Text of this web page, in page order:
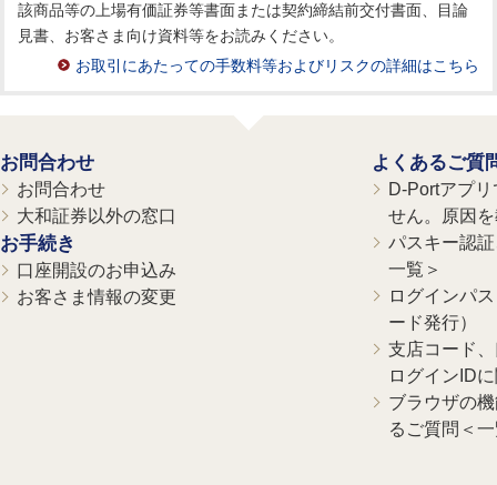
該商品等の上場有価証券等書面または契約締結前交付書面、目論
見書、お客さま向け資料等をお読みください。
お取引にあたっての手数料等およびリスクの詳細はこちら
お問合わせ
お問合わせ
大和証券以外の窓口
お手続き
口座開設のお申込み
お客さま情報の変更
よくあるご質
D-Portアプ
せん。原因
パスキー認
一覧＞
ログインパ
ード発行）
支店コード
ログインID
ブラウザの
るご質問＜